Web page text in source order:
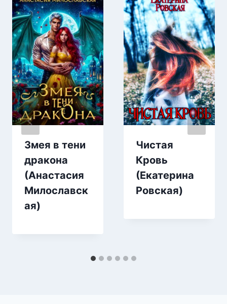
Змея в тени
дракона
(Анастасия
Милославск
ая)
Чистая
Кровь
(Екатерина
Ровская)